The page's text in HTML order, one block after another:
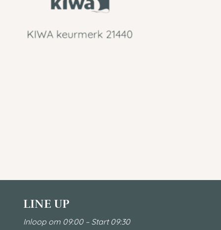
LINE UP
Inloop om 09:00 – Start 09:30